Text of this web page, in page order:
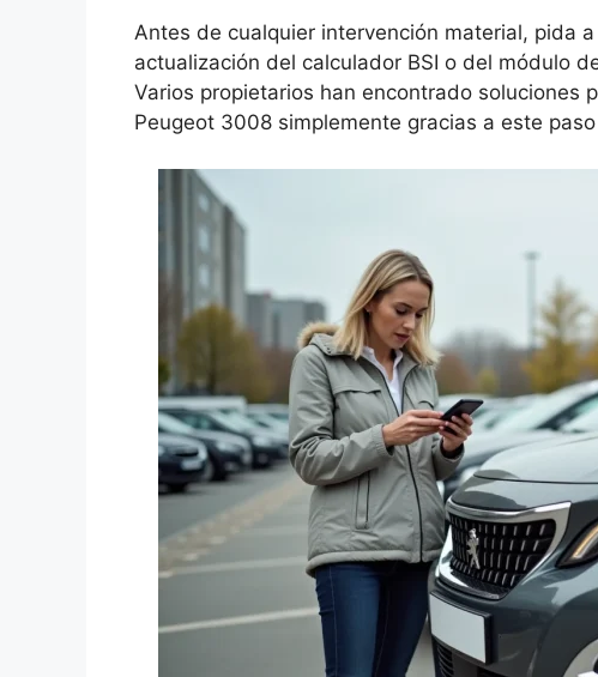
Antes de cualquier intervención material, pida
actualización del calculador BSI o del módulo
Varios propietarios han encontrado soluciones
Peugeot 3008 simplemente gracias a este